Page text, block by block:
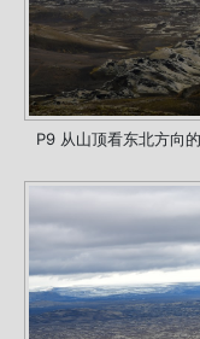
P9 从山顶看东北方向